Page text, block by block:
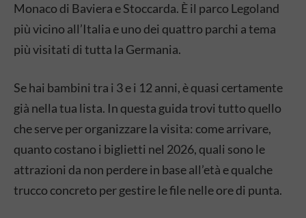
Monaco di Baviera e Stoccarda. È il parco Legoland
più vicino all’Italia e uno dei quattro parchi a tema
più visitati di tutta la Germania.
Se hai bambini tra i 3 e i 12 anni, è quasi certamente
già nella tua lista. In questa guida trovi tutto quello
che serve per organizzare la visita: come arrivare,
quanto costano i biglietti nel 2026, quali sono le
attrazioni da non perdere in base all’età e qualche
trucco concreto per gestire le file nelle ore di punta.